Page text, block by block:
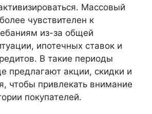
Массовый
чувствителен к
из-за общей
ипотечных ставок и
В такие периоды
предлагают акции, скидки и
чтобы привлекать внимание
покупателей.